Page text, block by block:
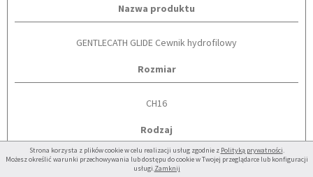
Strona korzysta z plików cookie w celu realizacji usług zgodnie z Polityką prywatności.
Możesz określić warunki przechowywania lub dostępu do cookie w Twojej przeglądarce lub konfiguracji
usługi.Zamknij
Nazwa produktu
GENTLECATH GLIDE Cewnik hydrofilowy
Rozmiar
CH16
Rodzaj
TIEMANN